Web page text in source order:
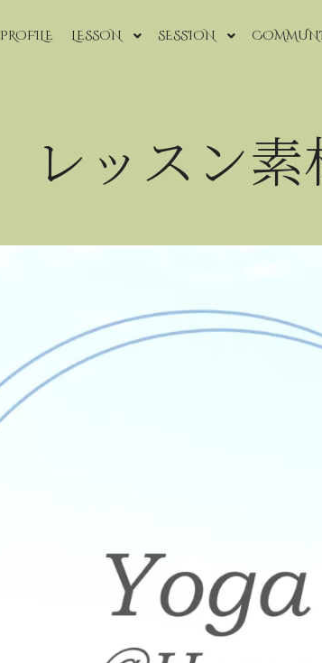
PROFILE LESSON SESSION
レッスン素